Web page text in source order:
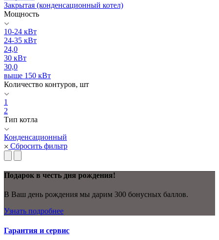
Закрытая (конденсационный котел)
Мощность
10-24 кВт
24-35 кВт
24,0
30 кВт
30,0
выше 150 кВт
Количество контуров, шт
1
2
Тип котла
Конденсационный
Сбросить фильтр
Подарок в честь дня рождения!
В Ваш день рождения мы дарим 300 бонусных баллов.
Узнать подробнее
Гарантия и сервис